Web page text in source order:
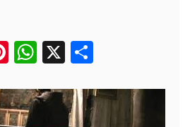
Pi
er
e
W
at
s
X
rt
aj